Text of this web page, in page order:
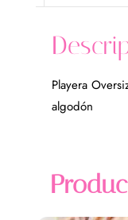
Playera
algodón